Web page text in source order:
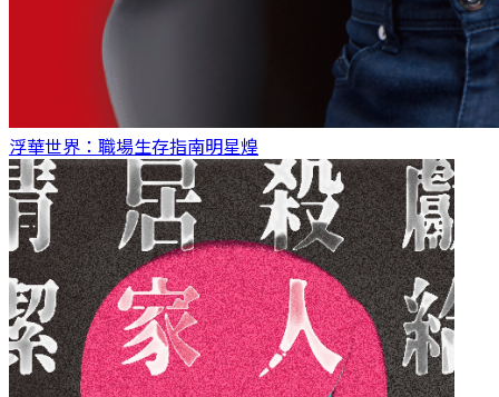
浮華世界：職場生存指南明星煌